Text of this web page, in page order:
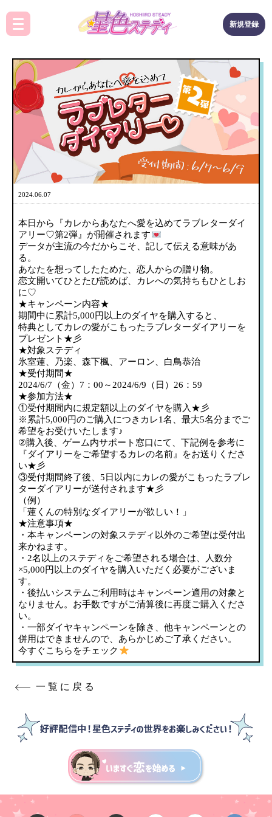
新規登録
2024.06.07
本日から『カレからあなたへ愛を込めてラブレターダイ
アリー♡第2弾』が開催されます
データが主流の今だからこそ、記して伝える意味があ
る。
あなたを想ってしたためた、恋人からの贈り物。
恋文開いてひとたび読めば、カレへの気持ちもひとしお
に♡
★キャンペーン内容★
期間中に累計5,000円以上のダイヤを購入すると、
特典としてカレの愛がこもったラブレターダイアリーを
プレゼント★彡
★対象ステディ
氷室蓮、乃楽、森下楓、アーロン、白鳥恭治
★受付期間★
2024/6/7（金）7：00～2024/6/9（日）26：59
★参加方法★
①受付期間内に規定額以上のダイヤを購入★彡
※累計5,000円のご購入につきカレ1名、最大5名分までご
希望をお受けいたします♪
②購入後、ゲーム内サポート窓口にて、下記例を参考に
『ダイアリーをご希望するカレの名前』をお送りくださ
い★彡
③受付期間終了後、5日以内にカレの愛がこもったラブレ
ターダイアリーが送付されます★彡
（例）
「蓮くんの特別なダイアリーが欲しい！」
★注意事項★
・本キャンペーンの対象ステディ以外のご希望は受付出
来かねます。
・2名以上のステディをご希望される場合は、人数分
×5,000円以上のダイヤを購入いただく必要がございま
す。
・後払いシステムご利用時はキャンペーン適用の対象と
なりません。お手数ですがご清算後に再度ご購入くださ
い。
・一部ダイヤキャンペーンを除き、他キャンペーンとの
併用はできませんので、あらかじめご了承ください。
今すぐこちらをチェック
一覧に戻る